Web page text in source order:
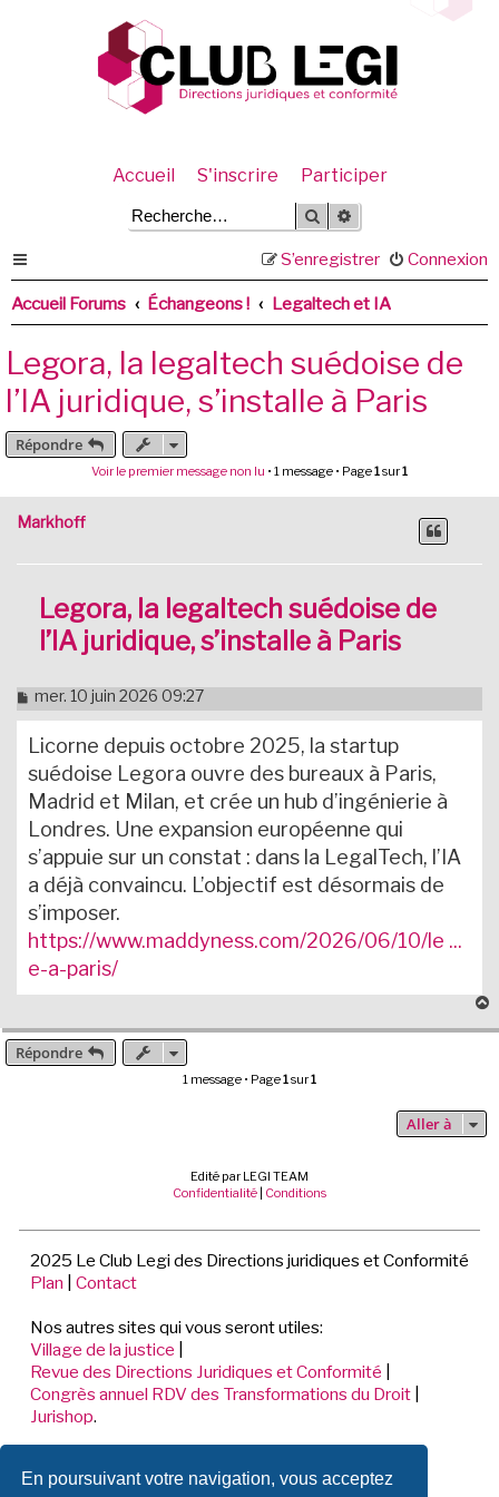
En poursuivant votre navigation, vous acceptez
Accueil S'inscrire Participer
Rechercher
Connexion
S’enregistrer
Accueil Forums Échangeons ! Legaltech et IA
Legora, la legaltech suédoise de
l’IA juridique, s’installe à Paris
Répondre
Voir le premier message non lu • 1 message • Page1sur1
Markhoff
Legora, la legaltech suédoise de
l’IA juridique, s’installe à Paris
M
e
s
a
g
e
n
o
n
u
mer. 10 juin 2026 09:27
Licorne depuis octobre 2025, la startup
suédoise Legora ouvre des bureaux à Paris,
Madrid et Milan, et crée un hub d’ingénierie à
Londres. Une expansion européenne qui
s’appuie sur un constat : dans la LegalTech, l’IA
a déjà convaincu. L’objectif est désormais de
s’imposer.
https://www.maddyness.com/2026/06/10/le ...
e-a-paris/
u
Répondre
1 message • Page1sur1
Aller à
Edité par LEGI TEAM
Confidentialité | Conditions
2025 Le Club Legi des Directions juridiques et Conformité
Plan
Contact
Nos autres sites qui vous seront utiles:
Village de la justice
Revue des Directions Juridiques et Conformité
Congrès annuel RDV des Transformations du Droit
Jurishop.
198 Avenue de Verdun